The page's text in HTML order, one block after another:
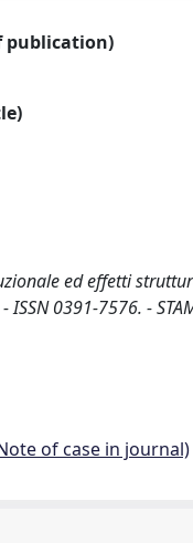
publication)
ed effetti
- ISSN 0391-7576. -
of case in journal)